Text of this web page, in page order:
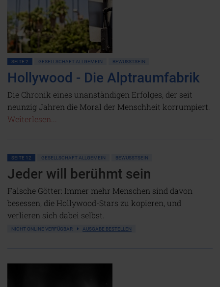
SEITE 2 GESELLSCHAFT ALLGEMEIN BEWUSSTSEIN
Hollywood - Die Alptraumfabrik
Die Chronik eines unanständigen Erfolges, der seit
neunzig Jahren die Moral der Menschheit korrumpiert.
Weiterlesen...
SEITE 12 GESELLSCHAFT ALLGEMEIN BEWUSSTSEIN
Jeder will berühmt sein
Falsche Götter: Immer mehr Menschen sind davon
besessen, die Hollywood-Stars zu kopieren, und
verlieren sich dabei selbst.
NICHT ONLINE VERFÜGBAR AUSGABE BESTELLEN